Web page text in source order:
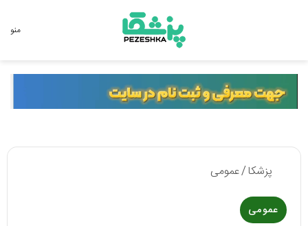
منو
پزشکا/عمومی
عمومی